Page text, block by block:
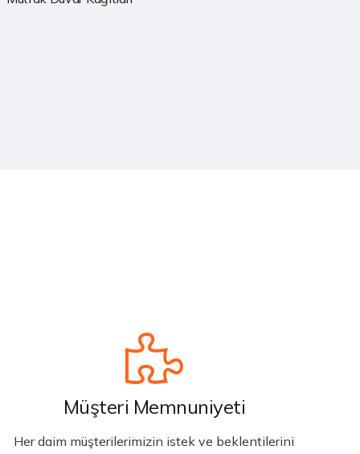
Müşteri Memnuniyeti
Her daim müşterilerimizin istek ve beklentilerini